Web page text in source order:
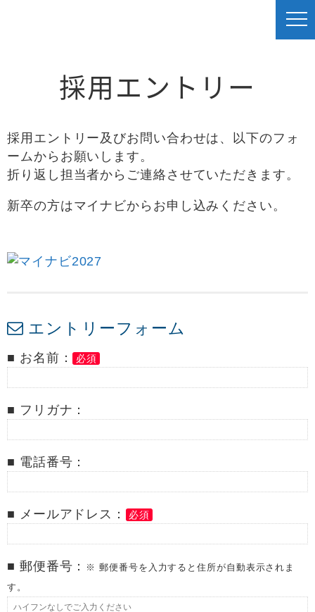
採用エントリー
採用エントリー及びお問い合わせは、以下のフォ
ームからお願いします。
折り返し担当者からご連絡させていただきます。
新卒の方はマイナビからお申し込みください。
エントリーフォーム
■ お名前： 必須
■ フリガナ：
■ 電話番号：
■ メールアドレス： 必須
■ 郵便番号：
※ 郵便番号を入力すると住所が自動表示されま
す。